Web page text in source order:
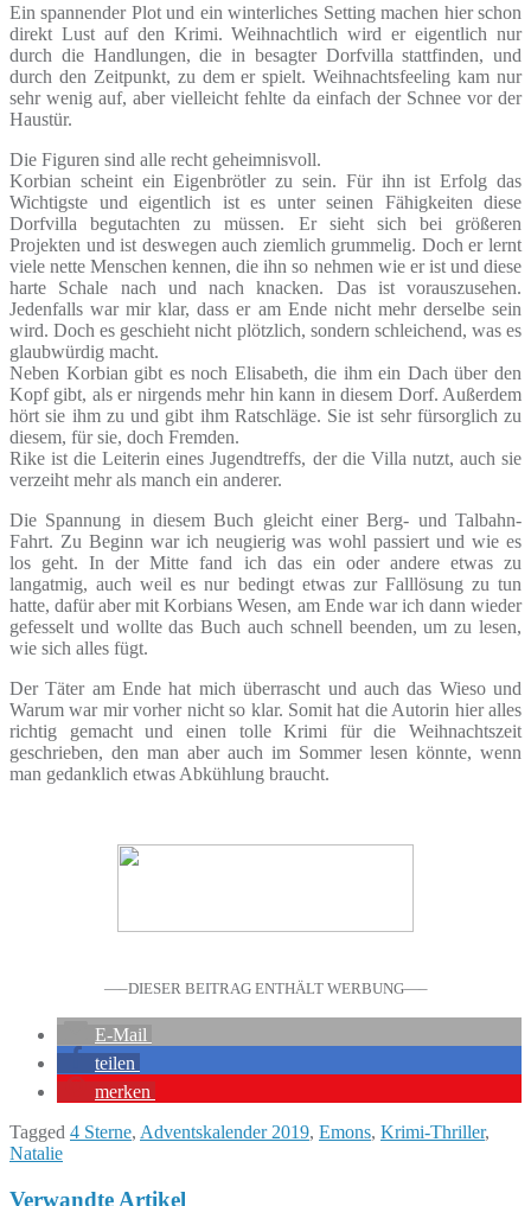
Ein spannender Plot und ein winterliches Setting machen hier schon
direkt Lust auf den Krimi. Weihnachtlich wird er eigentlich nur
durch die Handlungen, die in besagter Dorfvilla stattfinden, und
durch den Zeitpunkt, zu dem er spielt. Weihnachtsfeeling kam nur
sehr wenig auf, aber vielleicht fehlte da einfach der Schnee vor der
Haustür.
Die Figuren sind alle recht geheimnisvoll.
Korbian scheint ein Eigenbrötler zu sein. Für ihn ist Erfolg das
Wichtigste und eigentlich ist es unter seinen Fähigkeiten diese
Dorfvilla begutachten zu müssen. Er sieht sich bei größeren
Projekten und ist deswegen auch ziemlich grummelig. Doch er lernt
viele nette Menschen kennen, die ihn so nehmen wie er ist und diese
harte Schale nach und nach knacken. Das ist vorauszusehen.
Jedenfalls war mir klar, dass er am Ende nicht mehr derselbe sein
wird. Doch es geschieht nicht plötzlich, sondern schleichend, was es
glaubwürdig macht.
Neben Korbian gibt es noch Elisabeth, die ihm ein Dach über den
Kopf gibt, als er nirgends mehr hin kann in diesem Dorf. Außerdem
hört sie ihm zu und gibt ihm Ratschläge. Sie ist sehr fürsorglich zu
diesem, für sie, doch Fremden.
Rike ist die Leiterin eines Jugendtreffs, der die Villa nutzt, auch sie
verzeiht mehr als manch ein anderer.
Die Spannung in diesem Buch gleicht einer Berg- und Talbahn-
Fahrt. Zu Beginn war ich neugierig was wohl passiert und wie es
los geht. In der Mitte fand ich das ein oder andere etwas zu
langatmig, auch weil es nur bedingt etwas zur Falllösung zu tun
hatte, dafür aber mit Korbians Wesen, am Ende war ich dann wieder
gefesselt und wollte das Buch auch schnell beenden, um zu lesen,
wie sich alles fügt.
Der Täter am Ende hat mich überrascht und auch das Wieso und
Warum war mir vorher nicht so klar. Somit hat die Autorin hier alles
richtig gemacht und einen tolle Krimi für die Weihnachtszeit
geschrieben, den man aber auch im Sommer lesen könnte, wenn
man gedanklich etwas Abkühlung braucht.
—–DIESER BEITRAG ENTHÄLT WERBUNG—–
E-Mail
teilen
merken
Tagged 4 Sterne, Adventskalender 2019, Emons, Krimi-Thriller,
Natalie
Verwandte Artikel